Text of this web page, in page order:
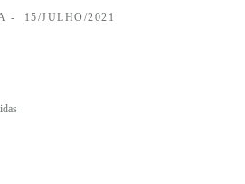
15/JULHO/2021